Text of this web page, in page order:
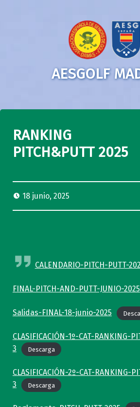
AESGOLF
RANKING
PITCH&PUTT 2025
18 junio, 2025
CALENDARIO-PITCH-PUTT-
FINAL-PITCH-AND-PUTT-JUNIO-2025
Salidas-FINAL-18-junio-2025
CLASIFICACIÓN-1º-CAT-RANKING-
3
Descarga
CLASIFICACIÓN-2º-CAT-RANKING-
3
Descarga